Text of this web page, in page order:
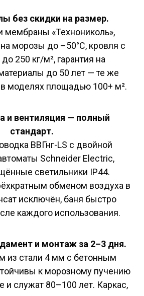
без скидки на размер.
мембраны «Технониколь»,
морозы до –50°C, кровля с
до 250 кг/м², гарантия на
до 50 лет — те же
в моделях площадью 100+ м².
и вентиляция — полный
стандарт.
ВВГнг-LS с двойной
Schneider Electric,
светильники IP44.
обменом воздуха в
исключён, баня быстро
каждого использования.
и монтаж за 2–3 дня.
из стали 4 мм с бетонным
к морозному пучению
и служат 80–100 лет. Каркас,